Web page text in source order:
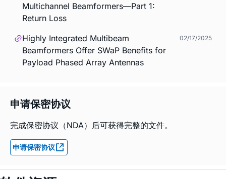
Multichannel Beamformers—Part 1:
Return Loss
Highly Integrated Multibeam
Beamformers Offer SWaP Benefits for
Payload Phased Array Antennas
02/17/2025
申请保密协议
完成保密协议（NDA）后可获得完整的文件。
申请保密协议